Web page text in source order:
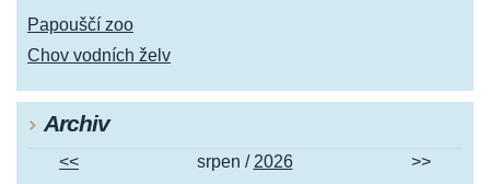
Papouščí zoo
Chov vodních želv
Archiv
<< srpen / 2026 >>